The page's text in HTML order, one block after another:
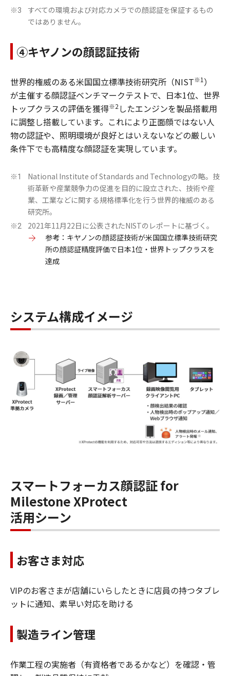
※3
すべての環境および対応カメラでの顔認証を保証するもの
ではありません。
④キヤノンの顔認証技術
世界的権威のある米国国立標準技術研究所（NIST※1 ）
が主催する顔認証ベンチマークテストで、日本1位、世界
トップクラスの評価を獲得※2 したエンジンを製品搭載用
に調整し搭載しています。これにより正面顔ではない人
物の認証や、照明環境が良好とはいえないなどの厳しい
条件下でも高精度な顔認証を実現しています。
※1
National Institute of Standards and Technologyの略。技
術革新や産業競争力の促進を目的に設立された、技術や産
業、工業などに関する規格標準化を行う世界的権威のある
研究所。
※2
2021年11月22日に公表されたNISTのレポートに基づく。
参考：キヤノンの顔認証技術が米国国立標準技術研究
所の顔認証精度評価で日本1位・世界トップクラスを
達成
システム構成イメージ
スマートフォーカス顔認証 for
Milestone XProtect
活用シーン
お客さま対応
VIPのお客さまが店舗にいらしたときに店員の持つタブレ
ットに通知、素早い対応を助ける
製造ライン管理
作業工程の実施者（有資格者であるかなど）を確認・管